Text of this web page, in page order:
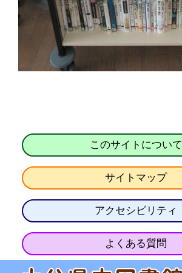
このサイトについて
サイトマップ
アクセシビリティ
よくある質問